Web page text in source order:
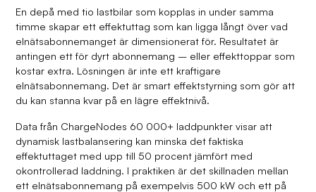
En depå med tio lastbilar som kopplas in under samma
timme skapar ett effektuttag som kan ligga långt över vad
elnätsabonnemanget är dimensionerat för. Resultatet är
antingen ett för dyrt abonnemang – eller effekttoppar som
kostar extra. Lösningen är inte ett kraftigare
elnätsabonnemang. Det är smart effektstyrning som gör att
du kan stanna kvar på en lägre effektnivå.
Data från ChargeNodes 60 000+ laddpunkter visar att
dynamisk lastbalansering kan minska det faktiska
effektuttaget med upp till 50 procent jämfört med
okontrollerad laddning. I praktiken är det skillnaden mellan
ett elnätsabonnemang på exempelvis 500 kW och ett på